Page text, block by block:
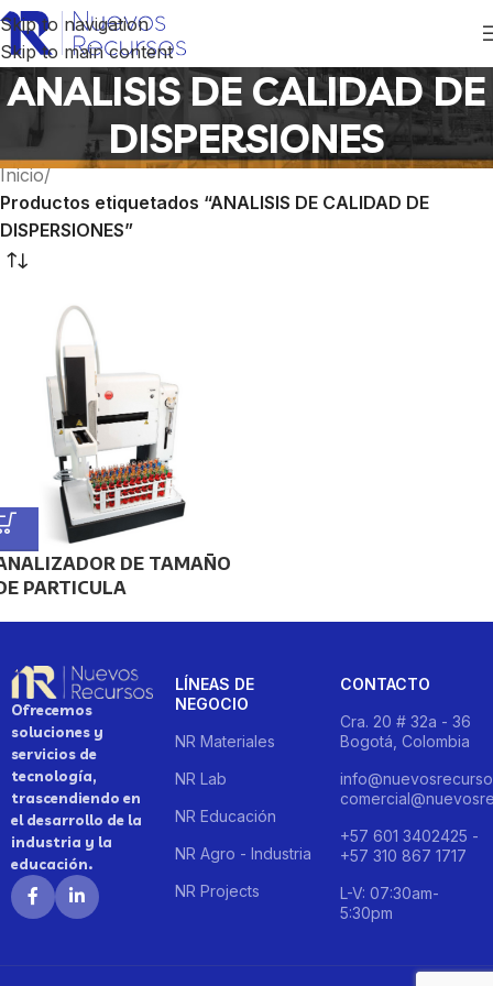
Skip to navigation
Skip to main content
ANALISIS DE CALIDAD DE
DISPERSIONES
Inicio/
Productos etiquetados “ANALISIS DE CALIDAD DE
DISPERSIONES”
DE TAMAÑO
PARTICULA
Ofrecemos
soluciones y
servicios de
tecnología,
trascendiendo en
el desarrollo de la
industria y la
educación.
LÍNEAS DE
NEGOCIO
NR Materiales
NR Lab
NR Educación
NR Agro - Industria
NR Projects
CONTACTO
Cra. 20 # 32a - 36
Bogotá, Colombia
+57 601 3402425 -
+57 310 867 1717
L-V: 07:30am-
5:30pm